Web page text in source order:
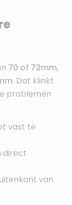
70 of 72mm,
. Dat klinkt
problemen
vast te
direct
van